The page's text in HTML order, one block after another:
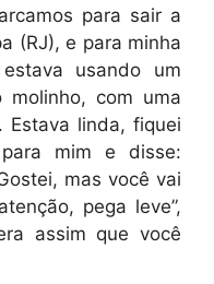
para sair a
(RJ), e para minha
usando um
com uma
Estava linda, fiquei
mim e disse:
mas você vai
pega leve”,
assim que você